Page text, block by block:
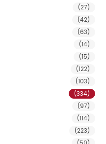
(27)
(42)
(63)
(14)
(15)
(122)
(103)
(334)
(97)
(114)
(223)